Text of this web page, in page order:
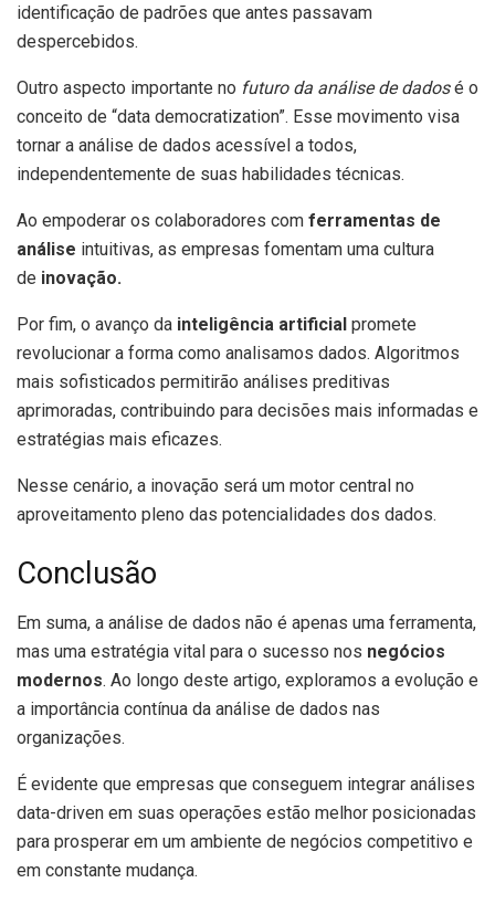
identificação de padrões que antes passavam
despercebidos.
Outro aspecto importante no futuro da análise de dadosé o
conceito de “data democratization”. Esse movimento visa
tornar a análise de dados acessível a todos,
independentemente de suas habilidades técnicas.
Ao empoderar os colaboradores com ferramentas de
análise intuitivas, as empresas fomentam uma cultura
de inovação.
Por fim, o avanço da inteligência artificial promete
revolucionar a forma como analisamos dados. Algoritmos
mais sofisticados permitirão análises preditivas
aprimoradas, contribuindo para decisões mais informadas e
estratégias mais eficazes.
Nesse cenário, a inovação será um motor central no
aproveitamento pleno das potencialidades dos dados.
Conclusão
Em suma, a análise de dados não é apenas uma ferramenta,
mas uma estratégia vital para o sucesso nos negócios
modernos. Ao longo deste artigo, exploramos a evolução e
a importância contínua da análise de dados nas
organizações.
É evidente que empresas que conseguem integrar análises
data-driven em suas operações estão melhor posicionadas
para prosperar em um ambiente de negócios competitivo e
em constante mudança.